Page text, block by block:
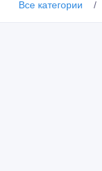
Все категории